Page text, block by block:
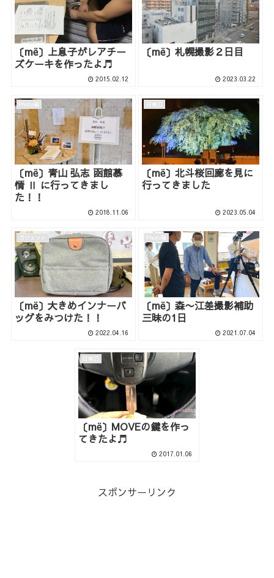
〔më〕上息子がレアチー
ズケーキを作ったよ♬
2015.02.12
〔më〕札幌撮影２日目
2023.03.22
Photo箱
〔më〕青山 弘志 函館慕
情 Ⅱ に行ってきまし
た！！
2018.11.06
日常♫
〔më〕北斗桜回廊を見に
行ってきました
2023.05.04
ガジェット
〔më〕大きめインナーバ
ッグをみつけた！！
2022.04.16
Photo箱
〔më〕森〜江差撮影補助
三昧の1日
2021.07.04
日常♫
〔më〕MOVEの鍵を作っ
てきたよ♬
2017.01.06
スポンサーリンク